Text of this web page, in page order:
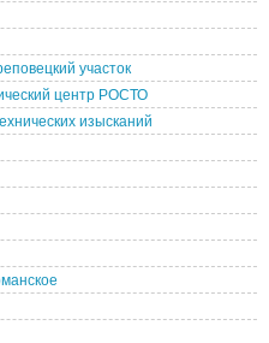
участок
центр РОСТО
изысканий